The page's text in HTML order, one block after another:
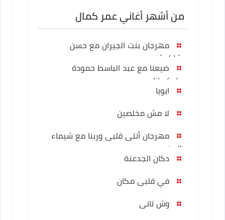
من أشهر أغاني عمر كمال
مهرجان بنت الجيران مع حسن
شاكوش
ضيعنا مع عبد الباسط حمودة
واوكسانا
ابويا
لا مش مخلصين
مهرجان أنتى قلبى وربنا مع شيماء
المغربي
دكان الجدعنة
في قلبى مكان
وش تانى